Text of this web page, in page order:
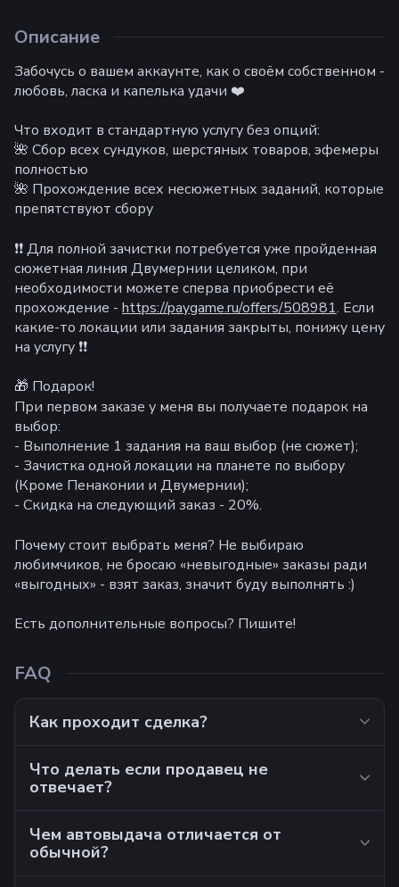
Описание
Забочусь о вашем аккаунте, как о своём собственном -
любовь, ласка и капелька удачи ❤️
Что входит в стандартную услугу без опций:
🌺 Сбор всех сундуков, шерстяных товаров, эфемеры
полностью
🌺 Прохождение всех несюжетных заданий, которые
препятствуют сбору
❗️❗️ Для полной зачистки потребуется уже пройденная
сюжетная линия Двумернии целиком, при
необходимости можете сперва приобрести её
прохождение - https://paygame.ru/offers/508981. Если
какие-то локации или задания закрыты, понижу цену
на услугу ❗️❗️
🎁 Подарок!
При первом заказе у меня вы получаете подарок на
выбор:
- Выполнение 1 задания на ваш выбор (не сюжет);
- Зачистка одной локации на планете по выбору
(Кроме Пенаконии и Двумернии);
- Скидка на следующий заказ - 20%.
Почему стоит выбрать меня? Не выбираю
любимчиков, не бросаю «невыгодные» заказы ради
«выгодных» - взят заказ, значит буду выполнять :)
Есть дополнительные вопросы? Пишите!
FAQ
Как проходит сделка?
Что делать если продавец не
отвечает?
Чем автовыдача отличается от
обычной?